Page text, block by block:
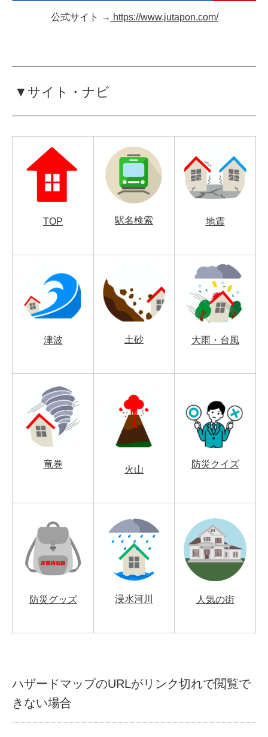
公式サイト → https://www.jutapon.com/
▼サイト・ナビ
TOP 駅名検索 地震
津波 土砂 大雨・台風
竜巻
火山
防災クイズ
防災グッズ 浸水河川 人気の街
ハザードマップのURLがリンク切れで閲覧で
きない場合